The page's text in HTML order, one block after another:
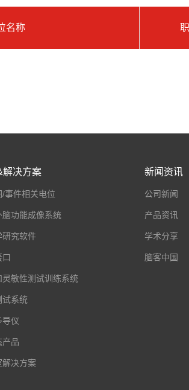
名称
解决方案
/事件相关电位
脑功能成像系统
研究软件
口
灵敏性测试训练系统
试系统
导仪
产品
解决方案
新闻资讯
公司新闻
产品资讯
学术分享
脑客中国